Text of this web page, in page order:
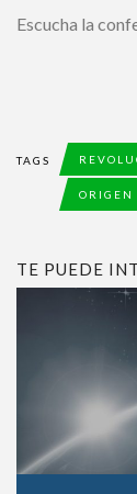
Escucha la
TAGS
ORIGEN
TE PUEDE